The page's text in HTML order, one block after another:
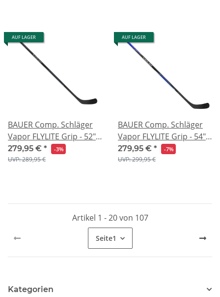
AUF LAGER
BAUER Comp. Schläger
Vapor FLYLITE Grip - 52" -
Schwarz
279,95 € * -3%
UVP: 289,95 €
AUF LAGER
BAUER Comp. Schläger
Vapor FLYLITE Grip - 54" -
Blau
279,95 € * -7%
UVP: 299,95 €
Artikel 1 - 20 von 107
Seite1
Kategorien